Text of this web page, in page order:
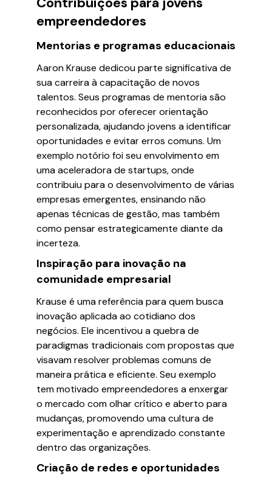
empreendedores
Mentorias e programas educacionais
Aaron Krause dedicou parte significativa de
sua carreira à capacitação de novos
talentos. Seus programas de mentoria são
reconhecidos por oferecer orientação
personalizada, ajudando jovens a identificar
oportunidades e evitar erros comuns. Um
exemplo notório foi seu envolvimento em
uma aceleradora de startups, onde
contribuiu para o desenvolvimento de várias
empresas emergentes, ensinando não
apenas técnicas de gestão, mas também
como pensar estrategicamente diante da
incerteza.
Inspiração para inovação na
comunidade empresarial
Krause é uma referência para quem busca
inovação aplicada ao cotidiano dos
negócios. Ele incentivou a quebra de
paradigmas tradicionais com propostas que
visavam resolver problemas comuns de
maneira prática e eficiente. Seu exemplo
tem motivado empreendedores a enxergar
o mercado com olhar crítico e aberto para
mudanças, promovendo uma cultura de
experimentação e aprendizado constante
dentro das organizações.
Criação de redes e oportunidades